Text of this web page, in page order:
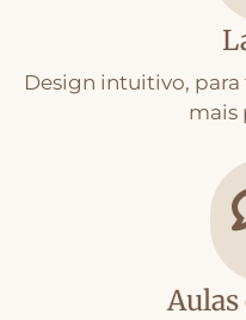
Design intuitivo,
mais
Aulas